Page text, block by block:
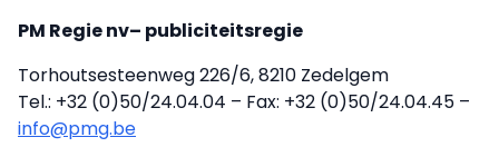
PM Regie nv– publiciteitsregie
Torhoutsesteenweg 226/6, 8210 Zedelgem
Tel.: +32 (0)50/24.04.04 – Fax: +32 (0)50/24.04.45 –
info@pmg.be